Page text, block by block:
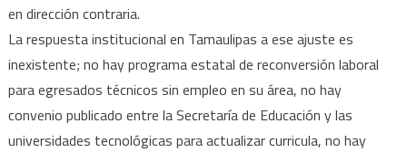
en dirección contraria.
La respuesta institucional en Tamaulipas a ese ajuste es
inexistente; no hay programa estatal de reconversión laboral
para egresados técnicos sin empleo en su área, no hay
convenio publicado entre la Secretaría de Educación y las
universidades tecnológicas para actualizar curricula, no hay